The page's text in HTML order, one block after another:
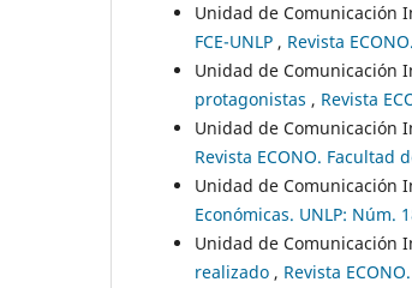
Unidad de Comunicación
FCE-UNLP , Revista
Unidad de Comunicación
protagonistas , Revista
Unidad de Comunicación
Revista ECONO. Facultad
Unidad de Comunicación
Económicas. UNLP: Núm.
Unidad de Comunicación
realizado , Revista